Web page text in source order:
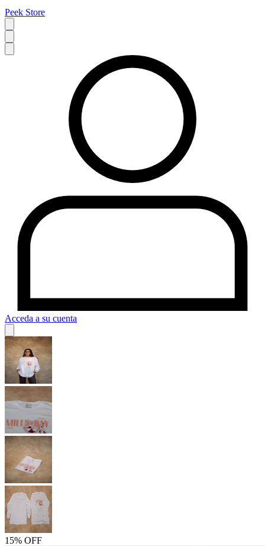
Peek Store
Acceda a su cuenta
15% OFF